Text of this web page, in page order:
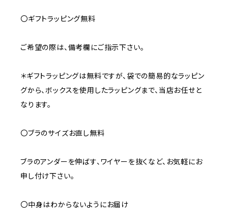
〇ギフトラッピング無料
ご希望の際は、備考欄にご指示下さい。
＊ギフトラッピングは無料ですが、袋での簡易的なラッピン
グから、ボックスを使用したラッピングまで、当店お任せと
なります。
〇ブラのサイズお直し無料
ブラのアンダーを伸ばす、ワイヤーを抜くなど、お気軽にお
申し付け下さい。
〇中身はわからないようにお届け